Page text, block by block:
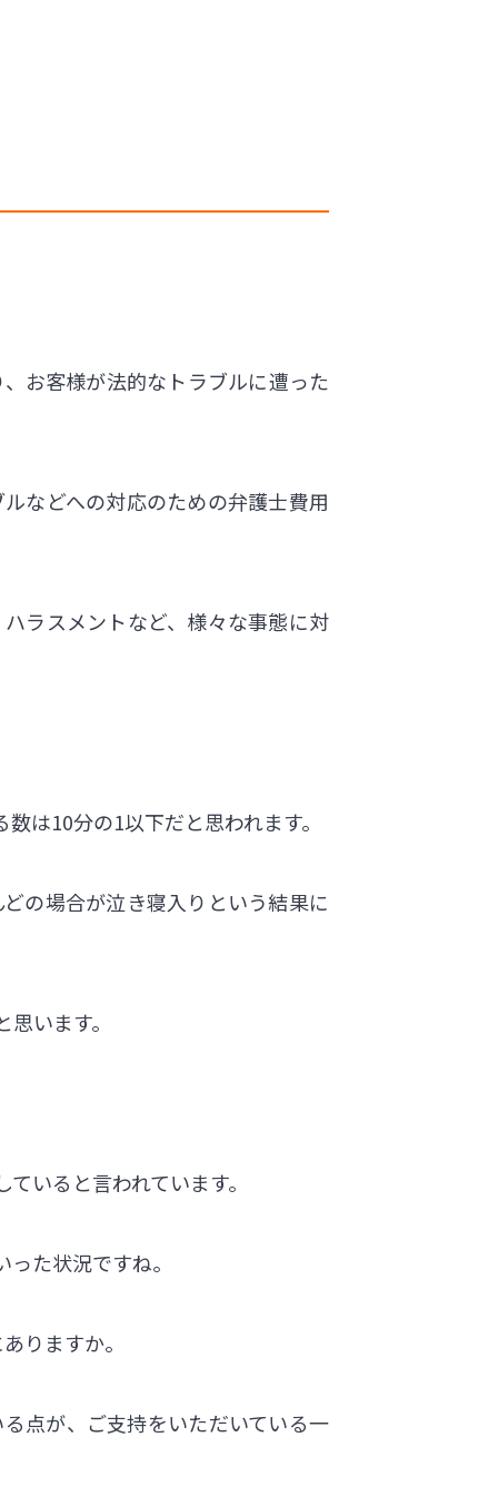
お客様が法的なトラブルに遭った
などへの対応のための弁護士費用
ラスメントなど、様々な事態に対
は10分の1以下だと思われます。
の場合が泣き寝入りという結果に
います。
いると言われています。
た状況ですね。
りますか。
点が、ご支持をいただいている一